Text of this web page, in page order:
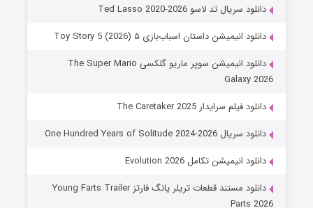
دانلود سریال تد لاسو Ted Lasso 2020-2026
دانلود انیمیشن داستان اسباب‌بازی ۵ Toy Story 5 (2026)
دانلود انیمیشن سوپر ماریو گلکسی The Super Mario
Galaxy 2026
دانلود فیلم سرایدار The Caretaker 2025
دانلود سریال One Hundred Years of Solitude 2024-2026
دانلود انیمیشن تکامل Evolution 2026
دانلود مستند قطعات تریلر یانگ فارتز Young Farts Trailer
Parts 2026